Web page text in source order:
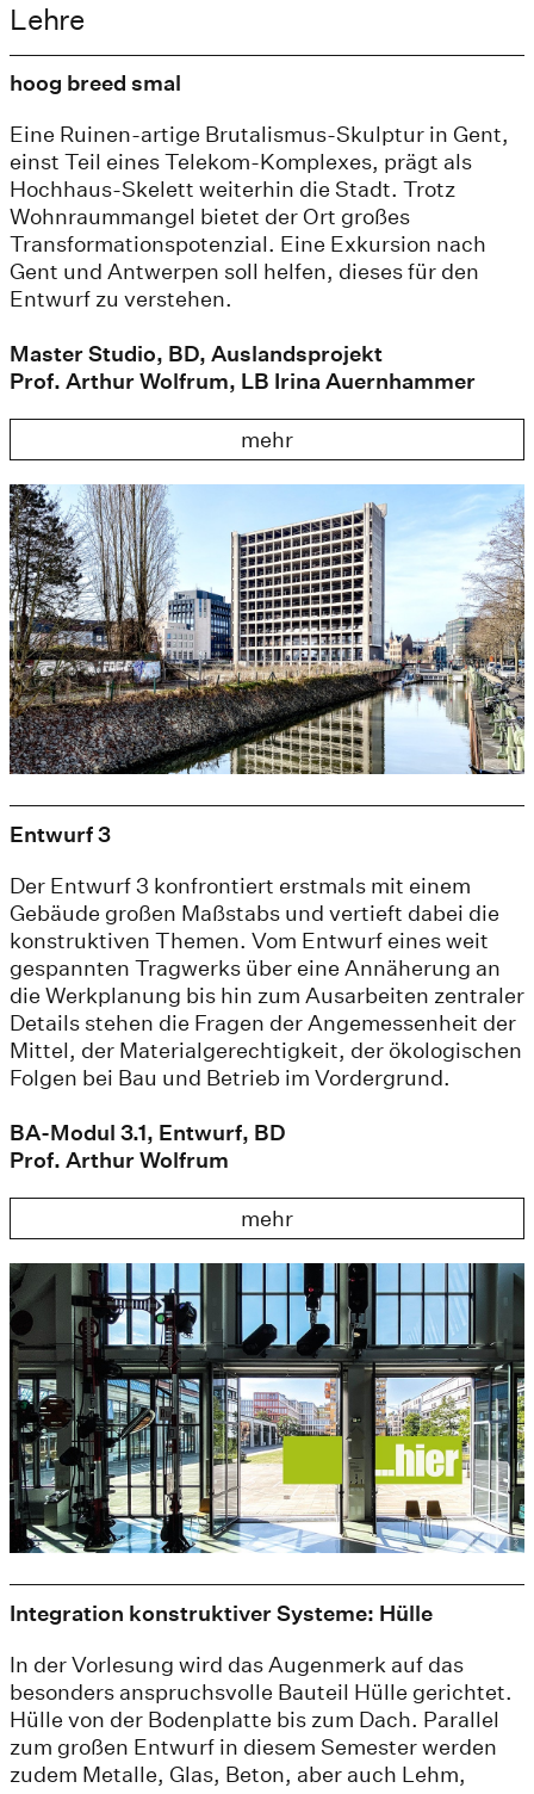
Lehre
hoog breed smal
Eine Ruinen-artige Brutalismus-Skulptur in Gent,
einst Teil eines Telekom-Komplexes, prägt als
Hochhaus-Skelett weiterhin die Stadt. Trotz
Wohnraummangel bietet der Ort großes
Transformationspotenzial. Eine Exkursion nach
Gent und Antwerpen soll helfen, dieses für den
Entwurf zu verstehen.
Master Studio, BD, Auslandsprojekt
Prof. Arthur Wolfrum, LB Irina Auernhammer
mehr
Entwurf 3
Der Entwurf 3 konfrontiert erstmals mit einem
Gebäude großen Maßstabs und vertieft dabei die
konstruktiven Themen. Vom Entwurf eines weit
gespannten Tragwerks über eine Annäherung an
die Werkplanung bis hin zum Ausarbeiten zentraler
Details stehen die Fragen der Angemessenheit der
Mittel, der Materialgerechtigkeit, der ökologischen
Folgen bei Bau und Betrieb im Vordergrund.
BA-Modul 3.1, Entwurf, BD
Prof. Arthur Wolfrum
mehr
Integration konstruktiver Systeme: Hülle
In der Vorlesung wird das Augenmerk auf das
besonders anspruchsvolle Bauteil Hülle gerichtet.
Hülle von der Bodenplatte bis zum Dach. Parallel
zum großen Entwurf in diesem Semester werden
zudem Metalle, Glas, Beton, aber auch Lehm,